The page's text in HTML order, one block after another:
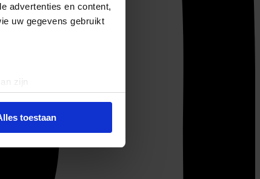
advertenties en content,
uw gegevens gebruikt
zijn
te bieden en om ons
voor social
toestaan